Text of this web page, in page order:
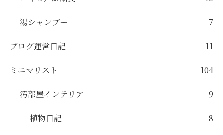
湯シャンプー 7
ブログ運営日記 11
ミニマリスト 104
汚部屋インテリア 9
植物日記 8